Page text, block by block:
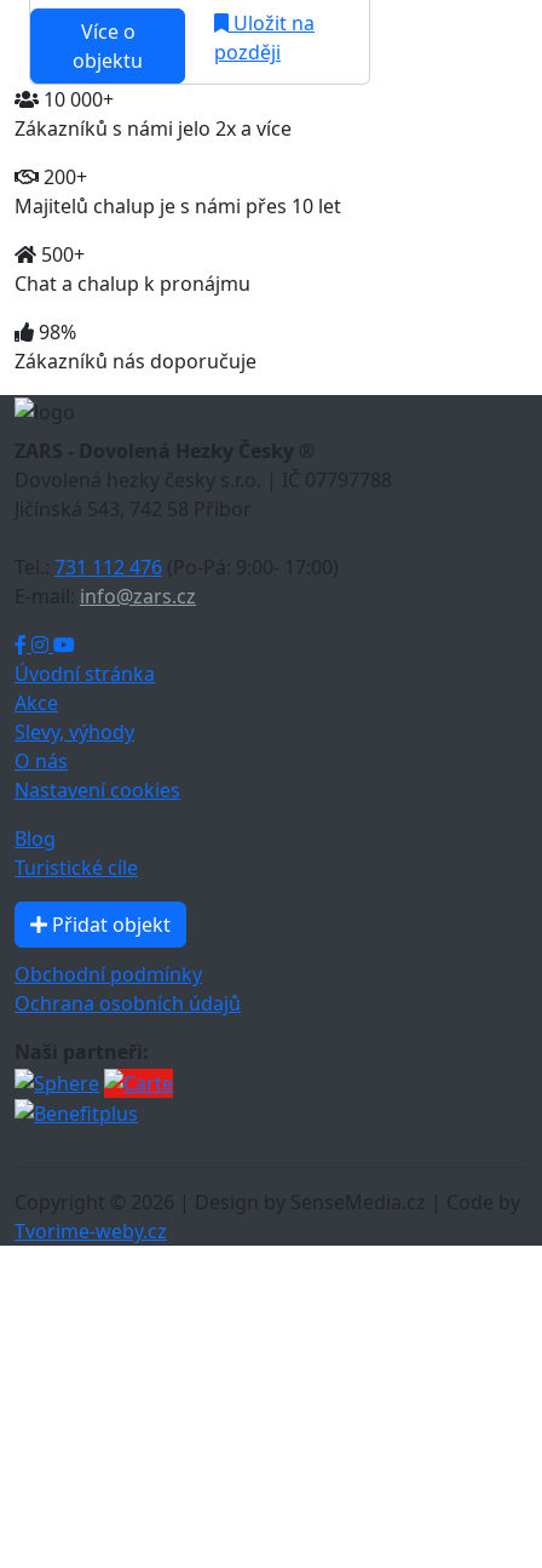
Více o
objektu
Uložit na
později
10 000+
Zákazníků s námi jelo 2x a více
200+
Majitelů chalup je s námi přes 10 let
500+
Chat a chalup k pronájmu
98%
Zákazníků nás doporučuje
ZARS - Dovolená Hezky Česky ®
Dovolená hezky česky s.r.o. | IČ 07797788
Jičínská 543, 742 58 Příbor
Tel.: 731 112 476 (Po-Pá: 9:00- 17:00)
E-mail: info@zars.cz
Úvodní stránka
Akce
Slevy, výhody
O nás
Nastavení cookies
Blog
Turistické cíle
Přidat objekt
Obchodní podmínky
Ochrana osobních údajů
Naši partneři:
Copyright © 2026 | Design by SenseMedia.cz | Code by
Tvorime-weby.cz